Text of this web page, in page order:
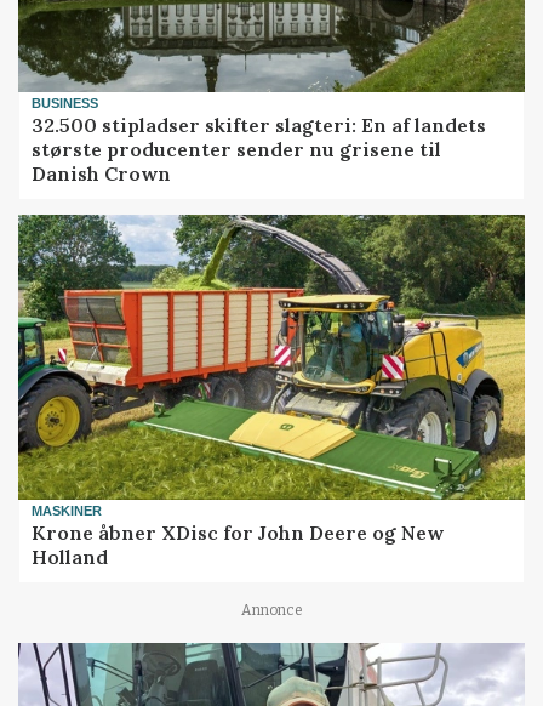
BUSINESS
32.500 stipladser skifter slagteri: En af landets
største producenter sender nu grisene til
Danish Crown
MASKINER
Krone åbner XDisc for John Deere og New
Holland
Annonce